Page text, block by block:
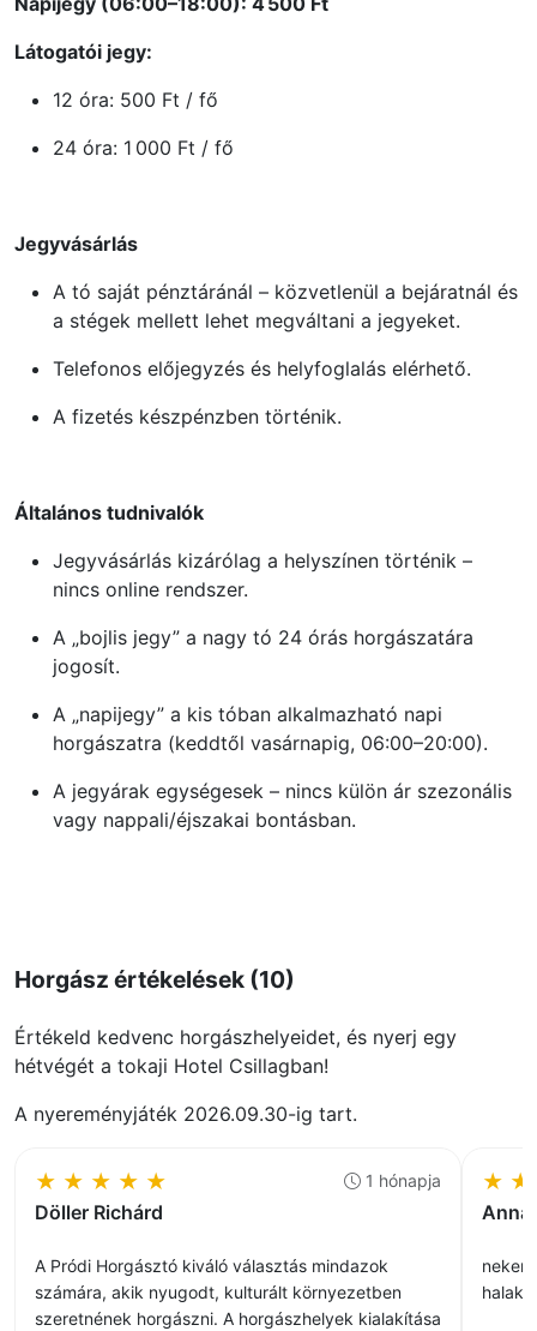
Látogatói jegy:
12 óra: 500 Ft / fő
24 óra: 1 000 Ft / fő
Jegyvásárlás
A tó saját pénztáránál – közvetlenül a bejáratnál és
a stégek mellett lehet megváltani a jegyeket.
Telefonos előjegyzés és helyfoglalás elérhető.
A fizetés készpénzben történik.
Általános tudnivalók
Jegyvásárlás kizárólag a helyszínen történik –
nincs online rendszer.
A „bojlis jegy” a nagy tó 24 órás horgászatára
jogosít.
A „napijegy” a kis tóban alkalmazható napi
horgászatra (keddtől vasárnapig, 06:00–20:00).
A jegyárak egységesek – nincs külön ár szezonális
vagy nappali/éjszakai bontásban.
Horgász értékelések (10)
Értékeld kedvenc horgászhelyeidet, és nyerj egy
hétvégét a tokaji Hotel Csillagban!
A nyereményjáték 2026.09.30-ig tart.
★ ★ ★ ★ ★
Döller Richárd
1 hónapja
A Pródi Horgásztó kiváló választás mindazok
számára, akik nyugodt, kulturált környezetben
szeretnének horgászni. A horgászhelyek kialakítása
★ ★
Anna
halak